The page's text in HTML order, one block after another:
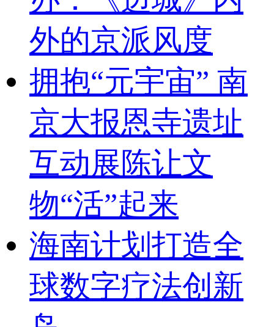
外的京派风度
拥抱“元宇宙” 南
京大报恩寺遗址
互动展陈让文
物“活”起来
海南计划打造全
球数字疗法创新